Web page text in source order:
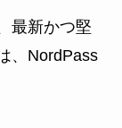
最新かつ堅
、NordPass